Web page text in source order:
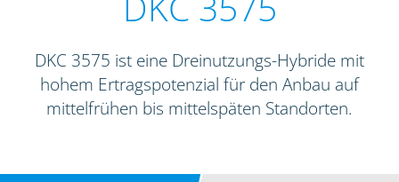
DKC 3575 ist eine Dreinutzungs-Hybride mit
hohem Ertragspotenzial für den Anbau auf
mittelfrühen bis mittelspäten Standorten.